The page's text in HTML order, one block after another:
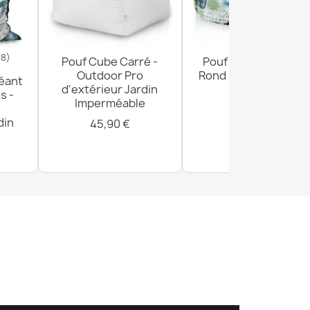
-
Pouf Cube Carré -
Outdoor Pro
d'extérieur Jardin
Imperméable
45,90 €
Pouf Repose-pieds
Rond - Tissu Imprimé